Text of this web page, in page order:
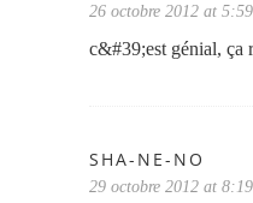
26 octobre 2012 at 5:59
c&#39;est génial, ça
SHA-NE-NO
29 octobre 2012 at 8:19